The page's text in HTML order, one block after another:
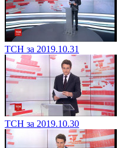
ТСН за 2019.10.31
ТСН за 2019.10.30